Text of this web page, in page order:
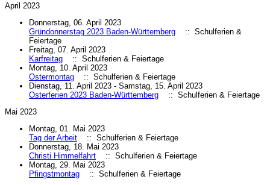
April 2023
Donnerstag, 06. April 2023
Gründonnerstag 2023 Baden-Württemberg
:: Schulferien &
Feiertage
Freitag, 07. April 2023
Karfreitag
:: Schulferien & Feiertage
Montag, 10. April 2023
Ostermontag
:: Schulferien & Feiertage
Dienstag, 11. April 2023 - Samstag, 15. April 2023
Osterferien 2023 Baden-Württemberg
:: Schulferien & Feiertage
Mai 2023
Montag, 01. Mai 2023
Tag der Arbeit
:: Schulferien & Feiertage
Donnerstag, 18. Mai 2023
Christi Himmelfahrt
:: Schulferien & Feiertage
Montag, 29. Mai 2023
Pfingstmontag
:: Schulferien & Feiertage